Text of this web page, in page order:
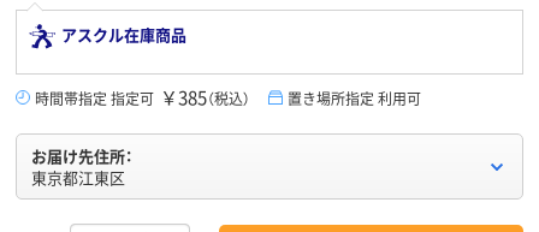
アスクル在庫商品
時間帯指定 指定可 ￥385（税込） 置き場所指定 利用可
お届け先住所：
東京都江東区